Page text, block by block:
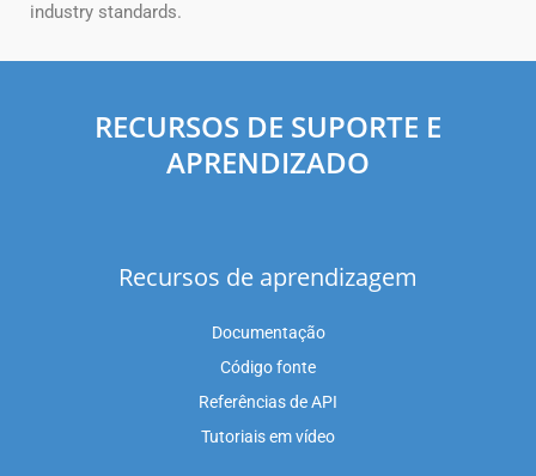
industry standards.
RECURSOS DE SUPORTE E
APRENDIZADO
Recursos de aprendizagem
Documentação
Código fonte
Referências de API
Tutoriais em vídeo